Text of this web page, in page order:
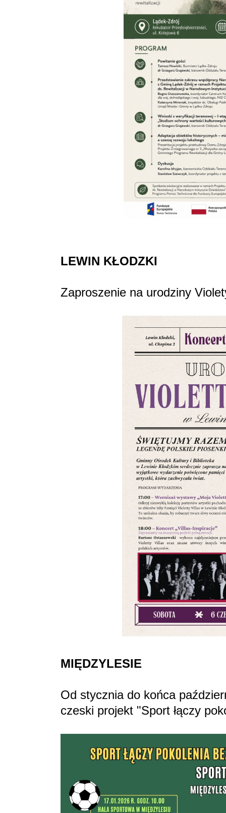
LEWIN KŁODZKI
Zaproszenie na urodziny
MIĘDZYLESIE
Od stycznia do końca
czeski projekt "Sport łączy